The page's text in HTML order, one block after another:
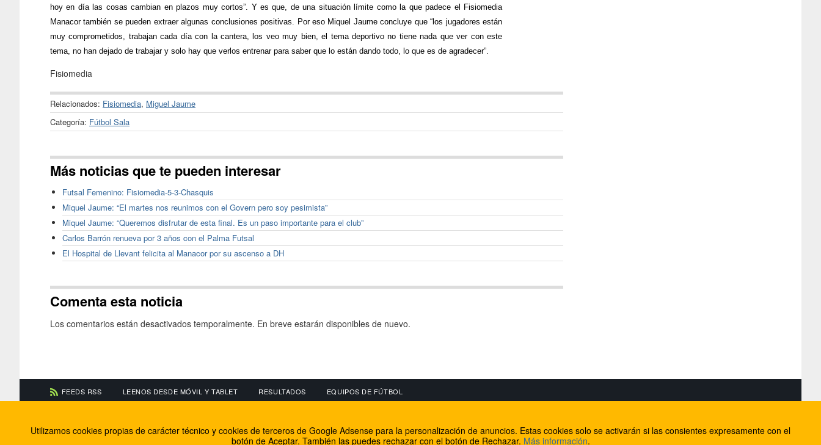
hoy en día las cosas cambian en plazos muy cortos”. Y es que, de una situación límite como la que padece el Fisiomedia
Manacor también se pueden extraer algunas conclusiones positivas. Por eso Miquel Jaume concluye que “los jugadores están
muy comprometidos, trabajan cada día con la cantera, los veo muy bien, el tema deportivo no tiene nada que ver con este
tema, no han dejado de trabajar y solo hay que verlos entrenar para saber que lo están dando todo, lo que es de agradecer”.
Fisiomedia
Relacionados: Fisiomedia, Miguel Jaume
Categoría: Fútbol Sala
Más noticias que te pueden interesar
Futsal Femenino: Fisiomedia-5-3-Chasquis
Miquel Jaume: “El martes nos reunimos con el Govern pero soy pesimista”
Miquel Jaume: “Queremos disfrutar de esta final. Es un paso importante para el club”
Carlos Barrón renueva por 3 años con el Palma Futsal
El Hospital de Llevant felicita al Manacor por su ascenso a DH
Comenta esta noticia
Los comentarios están desactivados temporalmente. En breve estarán disponibles de nuevo.
FEEDS RSS LEENOS DESDE MÓVIL Y TABLET RESULTADOS EQUIPOS DE FÚTBOL
Información de contacto
El equipo de FútbolBalear
Facebook
Internet Rural Mallorca
Utilizamos cookies propias de carácter técnico y cookies de terceros de Google Adsense para la personalización de anuncios. Estas cookies solo se activarán si las consientes expresamente con el
botón de Aceptar. También las puedes rechazar con el botón de Rechazar. Más información.